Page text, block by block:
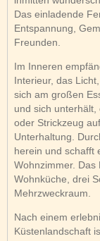
Das einladende
Entspannung,
Freunden.
Im Inneren
Interieur, das
sich am großen
und sich
oder Strickzeug
Unterhaltung.
herein und schafft
Wohnzimmer.
Wohnküche, drei
Mehrzweckraum.
Nach einem
Küstenlandschaft